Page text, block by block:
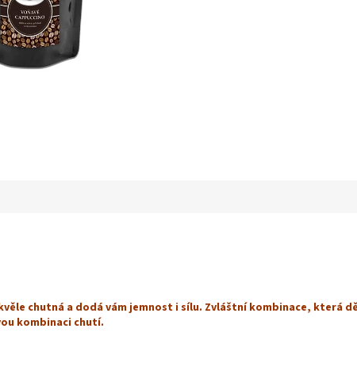
chutná a dodá vám jemnost i sílu. Zvláštní kombinace, která
kombinaci chutí.